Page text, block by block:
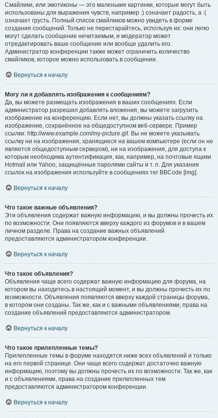
Смайлики, или эмотиконы — это маленькие картинки, которые могут быть
использованы для выражения чувств, например :) означает радость, а :(
означает грусть. Полный список смайликов можно увидеть в форме
создания сообщений. Только не перестарайтесь, используя их: они легко
могут сделать сообщение нечитаемым, и модератор может
отредактировать ваше сообщение или вообще удалить его.
Администратор конференции также может ограничить количество
смайликов, которое можно использовать в сообщении.
Вернуться к началу
Могу ли я добавлять изображения к сообщениям?
Да, вы можете размещать изображения в ваших сообщениях. Если
администратор разрешил добавлять вложения, вы можете загрузить
изображение на конференцию. Если нет, вы должны указать ссылку на
изображение, сохранённое на общедоступном веб-сервере. Пример
ссылки: http://www.example.com/my-picture.gif. Вы не можете указывать
ссылку ни на изображения, хранящиеся на вашем компьютере (если он не
является общедоступным сервером), ни на изображения, для доступа к
которым необходима аутентификация, как, например, на почтовые ящики
Hotmail или Yahoo, защищённые паролями сайты и т. п. Для указания
ссылок на изображения используйте в сообщениях тег BBCode [img].
Вернуться к началу
Что такое важные объявления?
Эти объявления содержат важную информацию, и вы должны прочесть их
по возможности. Они появляются вверху каждого из форумов и в вашем
личном разделе. Права на создание важных объявлений
предоставляются администратором конференции.
Вернуться к началу
Что такое объявления?
Объявления чаще всего содержат важную информацию для форума, на
котором вы находитесь в настоящий момент, и вы должны прочесть их по
возможности. Объявления появляются вверху каждой страницы форума,
в котором они созданы. Так же, как и с важными объявлениями, права на
создание объявлений предоставляются администратором.
Вернуться к началу
Что такое прилепленные темы?
Прилепленные темы в форуме находятся ниже всех объявлений и только
на его первой странице. Они чаще всего содержат достаточно важную
информацию, поэтому вы должны прочесть их по возможности. Так же, как
и с объявлениями, права на создание прилепленных тем
предоставляются администратором конференции.
Вернуться к началу